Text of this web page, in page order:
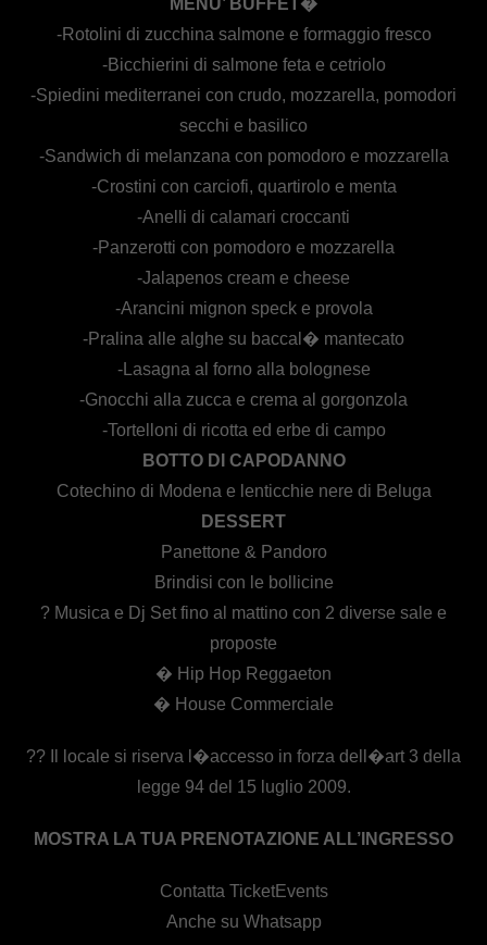
-Rotolini di zucchina salmone e formaggio fresco
-Bicchierini di salmone feta e cetriolo
-Spiedini mediterranei con crudo, mozzarella, pomodori
secchi e basilico
-Sandwich di melanzana con pomodoro e mozzarella
-Crostini con carciofi, quartirolo e menta
-Anelli di calamari croccanti
-Panzerotti con pomodoro e mozzarella
-Jalapenos cream e cheese
-Arancini mignon speck e provola
-Pralina alle alghe su baccal� mantecato
-Lasagna al forno alla bolognese
-Gnocchi alla zucca e crema al gorgonzola
-Tortelloni di ricotta ed erbe di campo
BOTTO DI CAPODANNO
Cotechino di Modena e lenticchie nere di Beluga
DESSERT
Panettone & Pandoro
Brindisi con le bollicine
? Musica e Dj Set fino al mattino con 2 diverse sale e
proposte
� Hip Hop Reggaeton
� House Commerciale
?? Il locale si riserva l�accesso in forza dell�art 3 della
legge 94 del 15 luglio 2009.
MOSTRA LA TUA PRENOTAZIONE ALL’INGRESSO
Contatta TicketEvents
Anche su Whatsapp